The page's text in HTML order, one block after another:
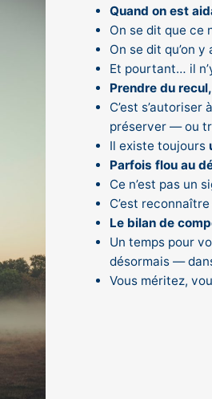
Quand on est
On se dit que ce
On se dit qu’on
Et pourtant… il
Prendre du
C’est
préserver — ou
Il existe toujours
Parfois flou au
Ce n’est pas un
C’est
Le bilan de
Un temps pour
désormais —
Vous méritez,